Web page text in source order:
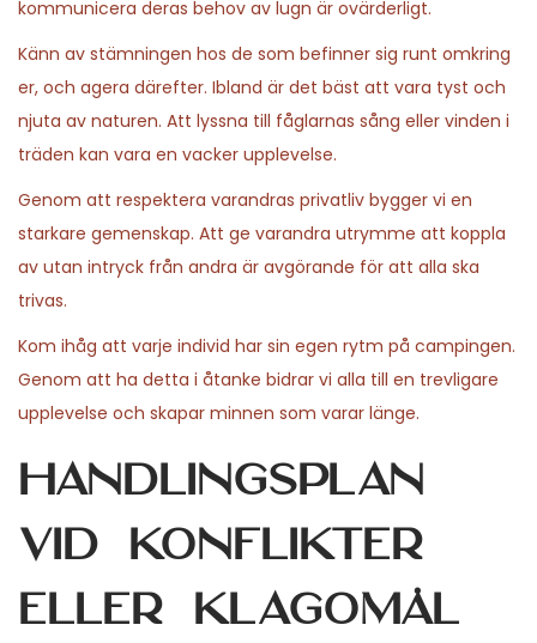
kommunicera deras behov av lugn är ovärderligt.
Känn av stämningen hos de som befinner sig runt omkring
er, och agera därefter. Ibland är det bäst att vara tyst och
njuta av naturen. Att lyssna till fåglarnas sång eller vinden i
träden kan vara en vacker upplevelse.
Genom att respektera varandras privatliv bygger vi en
starkare gemenskap. Att ge varandra utrymme att koppla
av utan intryck från andra är avgörande för att alla ska
trivas.
Kom ihåg att varje individ har sin egen rytm på campingen.
Genom att ha detta i åtanke bidrar vi alla till en trevligare
upplevelse och skapar minnen som varar länge.
Handlingsplan
vid konflikter
eller klagomål